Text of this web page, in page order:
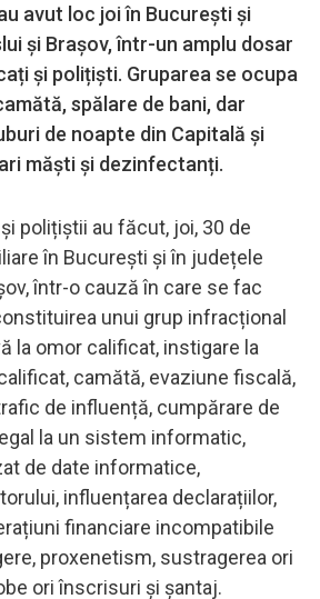
avut loc joi în București și
și Brașov, într-un amplu dosar
și polițiști. Gruparea se ocupa
spălare de bani, dar
de noapte din Capitală și
măști și dezinfectanți.
polițiștii au făcut, joi, 30 de
în București și în județele
într-o cauză în care se fac
unui grup infracțional
la omor calificat, instigare la
camătă, evaziune fiscală,
de influență, cumpărare de
la un sistem informatic,
de date informatice,
influențarea declarațiilor,
financiare incompatibile
proxenetism, sustragerea ori
ori înscrisuri și șantaj.